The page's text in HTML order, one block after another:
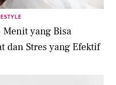
Menit yang Bisa
dan Stres yang Efektif